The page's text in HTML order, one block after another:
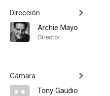
Dirección
Archie Mayo
Director
Cámara
Tony Gaudio